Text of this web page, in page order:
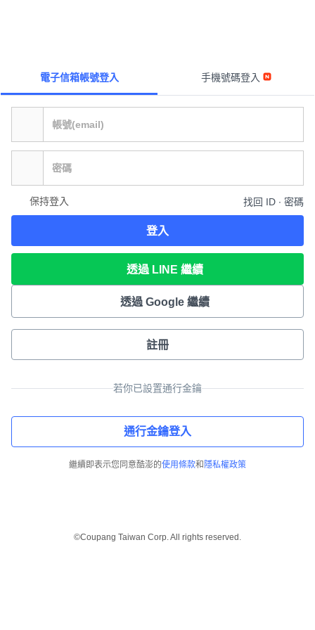
電子信箱帳號登入 手機號碼登入
保持登入 找回 ID ∙ 密碼
登入
透過 LINE 繼續
透過 Google 繼續
註冊
若你已設置通行金鑰
通行金鑰登入
繼續即表示您同意酷澎的使用條款和 隱私權政策
©Coupang Taiwan Corp. All rights reserved.